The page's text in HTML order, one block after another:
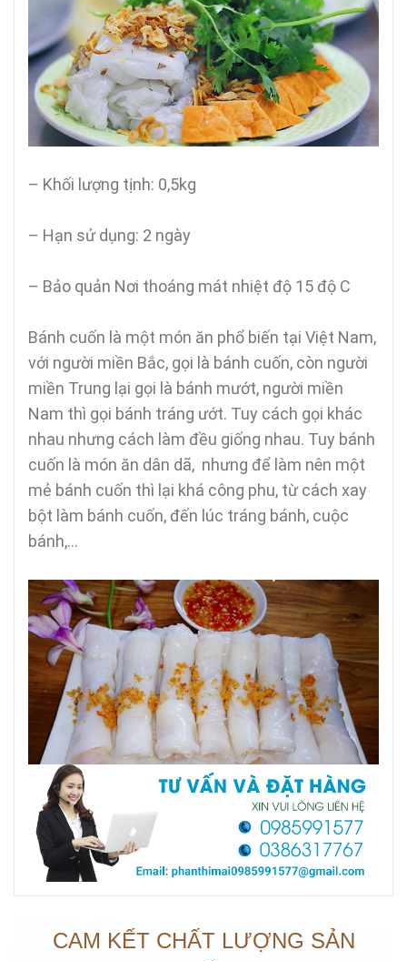
– Khối lượng tịnh: 0,5kg
– Hạn sử dụng: 2 ngày
– Bảo quản Nơi thoáng mát nhiệt độ 15 độ C
Bánh cuốn là một món ăn phổ biến tại Việt Nam,
với người miền Bắc, gọi là bánh cuốn, còn người
miền Trung lại gọi là bánh mướt, người miền
Nam thì gọi bánh tráng ướt. Tuy cách gọi khác
nhau nhưng cách làm đều giống nhau. Tuy bánh
cuốn là món ăn dân dã, nhưng để làm nên một
mẻ bánh cuốn thì lại khá công phu, từ cách xay
bột làm bánh cuốn, đến lúc tráng bánh, cuộc
bánh,…
CAM KẾT CHẤT LƯỢNG SẢN